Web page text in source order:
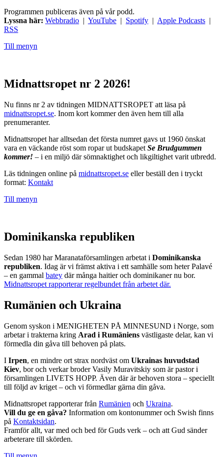
Programmen publiceras även på vår podd.
Lyssna här: Webbradio | YouTube | Spotify | Apple Podcasts |
RSS
Till menyn
Midnattsropet nr 2 2026!
Nu finns nr 2 av tidningen MIDNATTSROPET att läsa på
midnattsropet.se. Inom kort kommer den även hem till alla
prenumeranter.
Midnattsropet har alltsedan det första numret gavs ut 1960 önskat
vara en väckande röst som ropar ut budskapet Se Brudgummen
kommer! – i en miljö där sömnaktighet och likgiltighet varit utbredd.
Läs tidningen online på midnattsropet.se eller beställ den i tryckt
format: Kontakt
Till menyn
Dominikanska republiken
Sedan 1980 har Maranataförsamlingen arbetat i Dominikanska
republiken. Idag är vi främst aktiva i ett samhälle som heter Palavé
– en gammal batey där många haitier och dominikaner nu bor.
Midnattsropet rapporterar regelbundet från arbetet där.
Rumänien och Ukraina
Genom syskon i MENIGHETEN PÅ MINNESUND i Norge, som
arbetar i trakterna kring Arad i Rumäniens västligaste delar, kan vi
förmedla din gåva till behoven på plats.
I Irpen, en mindre ort strax nordväst om Ukrainas huvudstad
Kiev, bor och verkar broder Vasily Muravitskiy som är pastor i
församlingen LIVETS HOPP. Även där är behoven stora – speciellt
till följd av kriget – och vi förmedlar gärna din gåva.
Midnattsropet rapporterar från Rumänien och Ukraina.
Vill du ge en gåva? Information om kontonummer och Swish finns
på Kontaktsidan.
Framför allt, var med och bed för Guds verk – och att Gud sänder
arbeterare till skörden.